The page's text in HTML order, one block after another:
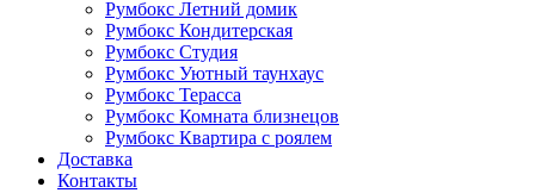
Румбокс Летний домик
Румбокс Кондитерская
Румбокс Студия
Румбокс Уютный таунхаус
Румбокс Терасса
Румбокс Комната близнецов
Румбокс Квартира с роялем
Доставка
Контакты